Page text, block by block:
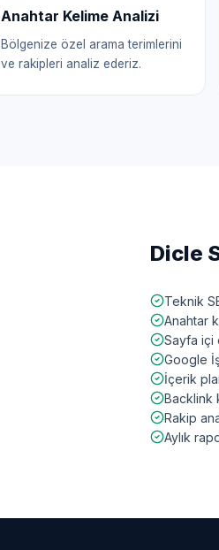
Anahtar Kelime Analizi
Bölgenize özel arama terimlerini
ve rakipleri analiz ederiz.
Dicle
Teknik
Anahtar
Sayfa içi
Google
İçerik
Backlink
Rakip
Aylık